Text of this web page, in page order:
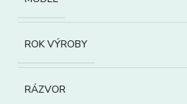
ROK VÝROBY
RÁZVOR